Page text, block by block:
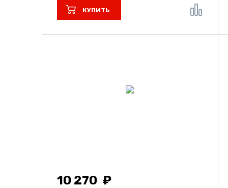
КУПИТЬ
10 270